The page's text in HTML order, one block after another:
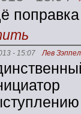
- 15:07 Лев